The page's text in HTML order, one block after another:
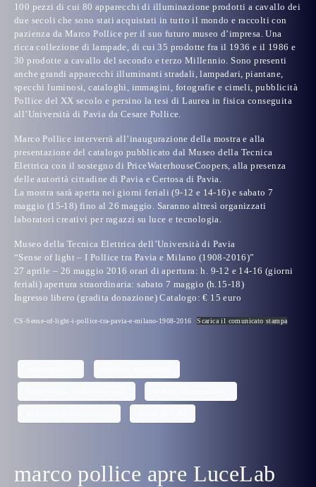
100 pezzi di cui 80 apparecchi di illuminazione prodotti a cavallo dei
due secoli che sono stati acquistati in tutto il mondo e raccolti con
pazienza da Marco Pollice per il suo futuro museo d’impresa. Una
ricca collezione di lampade, di cui 35 prodotte fra il 1936 e il 1986 e
30 prodotte a cavallo del secondo e terzo Millennio. Sono presenti
anche grandi apparecchi illuminanti stradali, lampadari, piantane,
specchi luminosi, cataloghi, immagini, fotografie e cimeli, pubblicità
Pollice del XX secolo e persino la tesi di Laurea in fisica conseguita
all’Università di Pavia da Cesare Pollice.
Marco Pollice interverrà all’inaugurazione della mostra e alla
presentazione del catalogo pubblicato dal Museo della Tecnica
Elettrica con il sostegno di PriceWaterhouseCoopers, alla presenza
delle autorità cittadine di Pavia e Certosa di Pavia.
La mostra sarà aperta nei giorni feriali (9-12 e 14-16) e sabato 7
maggio (15-18) fino al 26 maggio. Saranno altresì organizzati
laboratori creativi per ragazzi su luce e tecnologia.
Museo della Tecnica Elettrica dell’Università di Pavia
“Sense of light – I Pollice tra Pavia e Milano (1908-2016)”
27 aprile – 26 maggio 2016 orari di apertura: h. 9-12 e 14-16 (giorni
feriali) apertura straordinaria: sabato 7 maggio (h.15-18)
Ingresso libero (gradita donazione) Catalogo: € 15 euro
CS-Sense-of-light-i-pollice-tra-pavia-e-milano-1908-2016 Scarica il comunicato stampa
marco pollice apre LuceLab